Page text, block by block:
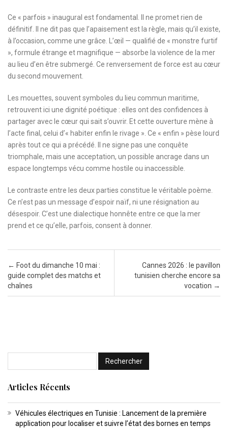
Ce « parfois » inaugural est fondamental. Il ne promet rien de
définitif. Il ne dit pas que l’apaisement est la règle, mais qu’il existe,
à l’occasion, comme une grâce. L’œil — qualifié de « monstre furtif
», formule étrange et magnifique — absorbe la violence de la mer
au lieu d’en être submergé. Ce renversement de force est au cœur
du second mouvement.
Les mouettes, souvent symboles du lieu commun maritime,
retrouvent ici une dignité poétique : elles ont des confidences à
partager avec le cœur qui sait s’ouvrir. Et cette ouverture mène à
l’acte final, celui d’« habiter enfin le rivage ». Ce « enfin » pèse lourd
après tout ce qui a précédé. Il ne signe pas une conquête
triomphale, mais une acceptation, un possible ancrage dans un
espace longtemps vécu comme hostile ou inaccessible.
Le contraste entre les deux parties constitue le véritable poème.
Ce n’est pas un message d’espoir naïf, ni une résignation au
désespoir. C’est une dialectique honnête entre ce que la mer
prend et ce qu’elle, parfois, consent à donner.
Post navigation
← Foot du dimanche 10 mai :
guide complet des matchs et
chaînes
Cannes 2026 : le pavillon
tunisien cherche encore sa
vocation →
Articles Récents
Véhicules électriques en Tunisie : Lancement de la première
application pour localiser et suivre l’état des bornes en temps